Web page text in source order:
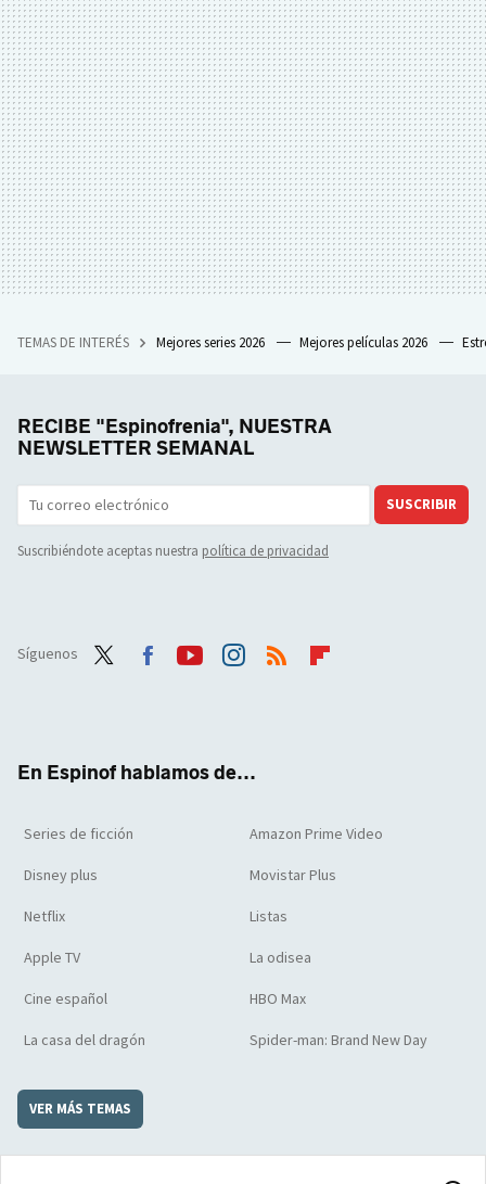
TEMAS DE INTERÉS Mejores series 2026 Mejores películas 2026
RECIBE "Espinofrenia", NUESTRA
NEWSLETTER SEMANAL
SUSCRIBIR
Suscribiéndote aceptas nuestra política de privacidad
Síguenos
En Espinof hablamos de...
Series de ficción Amazon Prime Video
Disney plus Movistar Plus
Netflix Listas
Apple TV La odisea
Cine español HBO Max
La casa del dragón Spider-man: Brand New Day
VER MÁS TEMAS